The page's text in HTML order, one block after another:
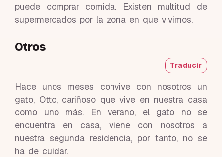
puede comprar comida. Existen multitud de
supermercados por la zona en que vivimos.
Otros
Traducir
Hace unos meses convive con nosotros un
gato, Otto, cariñoso que vive en nuestra casa
como uno más. En verano, el gato no se
encuentra en casa, viene con nosotros a
nuestra segunda residencia, por tanto, no se
ha de cuidar.